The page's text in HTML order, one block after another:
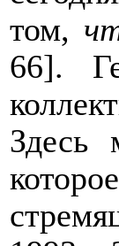
том,
66].
Здесь